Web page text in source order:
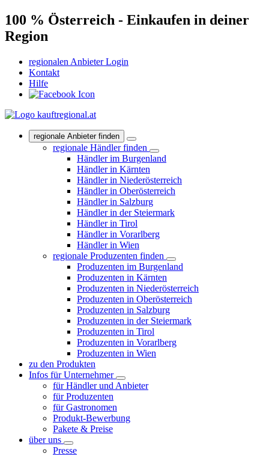
100 % Österreich - Einkaufen in deiner
Region
regionalen Anbieter Login
Kontakt
Hilfe
regionale Anbieter finden
regionale Händler finden
Händler im Burgenland
Händler in Kärnten
Händler in Niederösterreich
Händler in Oberösterreich
Händler in Salzburg
Händler in der Steiermark
Händler in Tirol
Händler in Vorarlberg
Händler in Wien
regionale Produzenten finden
Produzenten im Burgenland
Produzenten in Kärnten
Produzenten in Niederösterreich
Produzenten in Oberösterreich
Produzenten in Salzburg
Produzenten in der Steiermark
Produzenten in Tirol
Produzenten in Vorarlberg
Produzenten in Wien
zu den Produkten
Infos für Unternehmer
für Händler und Anbieter
für Produzenten
für Gastronomen
Produkt-Bewerbung
Pakete & Preise
über uns
Presse